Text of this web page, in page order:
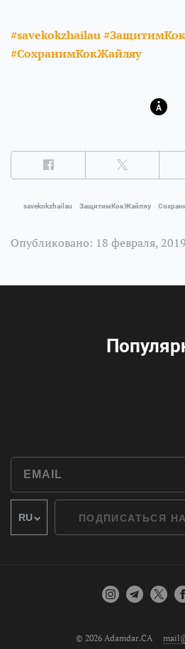
#savekokzhailau
#СохранимКокЖайляу
savekokzhailau ЗащитимКокЖайляу
Опубликовано: 18 февраля,
ПОДПИСАТЬСЯ
© 2026 Adamdar.CA